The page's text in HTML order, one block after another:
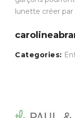
lunette créer par
Categories: